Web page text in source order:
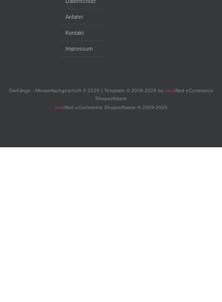
Anfahrt
Kontakt
Impressum
DieKlinge - Messerfachgeschäft © 2026 | Template © 2009-2026 by modified eCommerce
Shopsoftware
modified eCommerce Shopsoftware © 2009-2026